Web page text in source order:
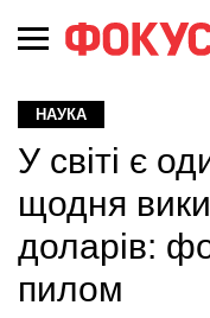
НАУКА
У світі є
щодня
доларів:
пилом